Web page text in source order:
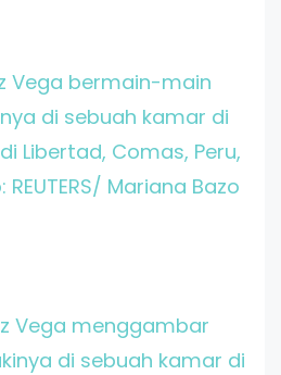
Vega bermain-main
di sebuah kamar di
Libertad, Comas, Peru,
Mariana Bazo
Vega menggambar
di sebuah kamar di